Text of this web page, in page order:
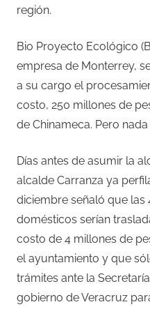
región.
Bio Proyecto Ecológico
empresa de Monterrey,
a su cargo el
costo, 250 millones de
de Chinameca. Pero
Días antes de asumir la
alcalde Carranza ya
diciembre señaló que las
domésticos serían
costo de 4 millones de
el ayuntamiento y que
trámites ante la
gobierno de Veracruz